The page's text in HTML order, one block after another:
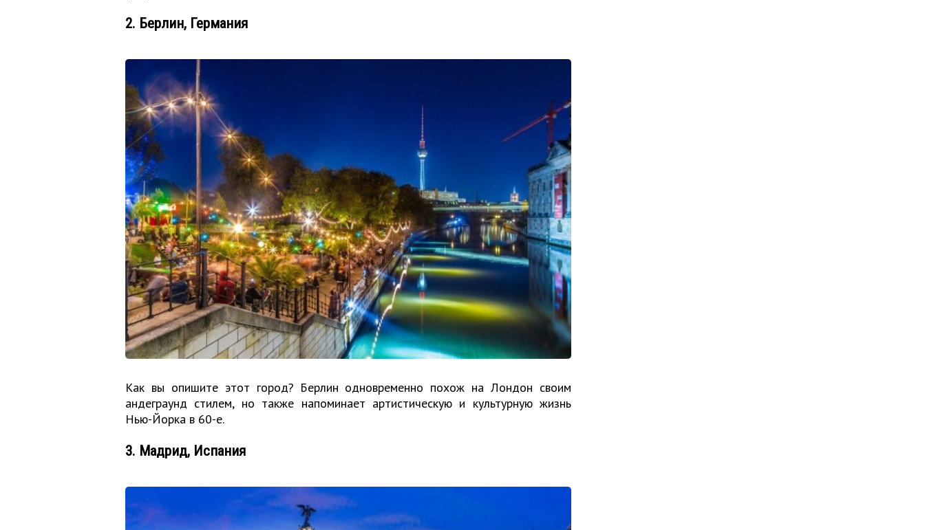
2. Берлин, Германия
Как вы опишите этот город? Берлин одновременно похож на Лондон своим
андеграунд стилем, но также напоминает артистическую и культурную жизнь
Нью-Йорка в 60-е.
3. Мадрид, Испания